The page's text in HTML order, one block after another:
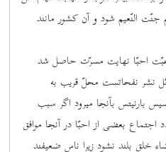
جنّت النّعیم شود و آن کشور مانند
احبّا نهایت مسرّت حاصل شد
نشر نفحاتست محلّ قریب به
بارنیتس بآنجا میرود اگر سبب
بعضی از احبّا در آنجا موافق
خلق بلند نشود زیرا ناس ضعیفند